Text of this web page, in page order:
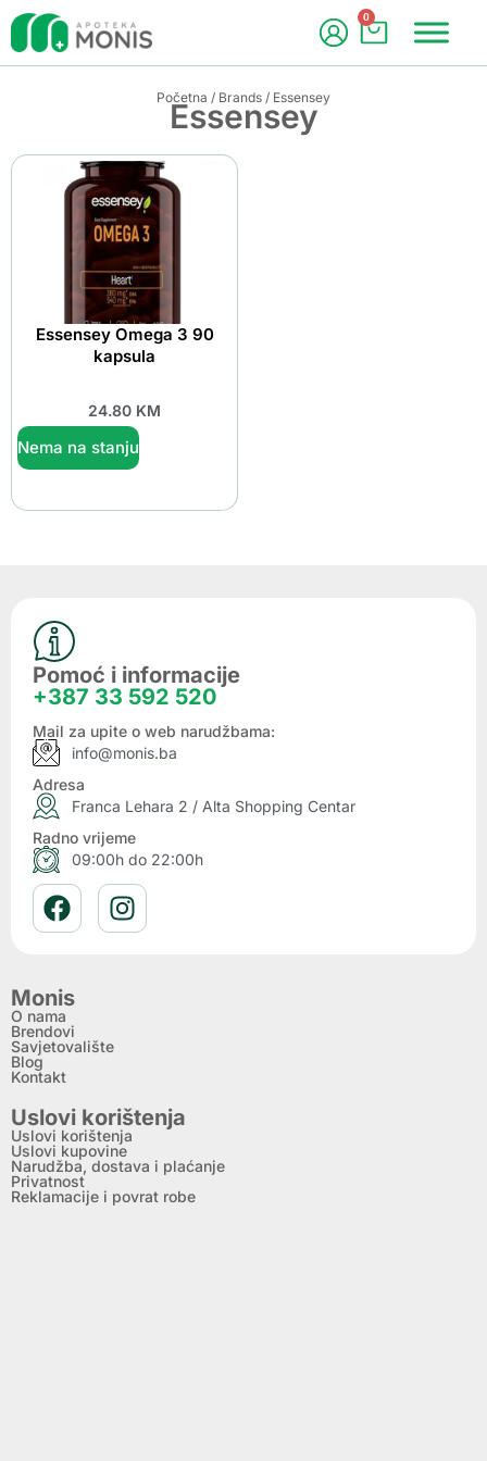
0
Početna / Brands / Essensey
Essensey
Essensey Omega 3 90
kapsula
24.80 KM
Nema na stanju
Pomoć i informacije
+387 33 592 520
Mail za upite o web narudžbama:
info@monis.ba
Adresa
Franca Lehara 2 / Alta Shopping Centar
Radno vrijeme
09:00h do 22:00h
Monis
O nama
Brendovi
Savjetovalište
Blog
Kontakt
Uslovi korištenja
Uslovi korištenja
Uslovi kupovine
Narudžba, dostava i plaćanje
Privatnost
Reklamacije i povrat robe